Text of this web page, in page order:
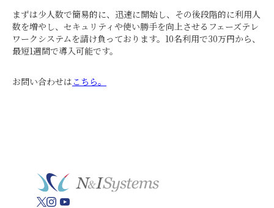
まずは少人数で簡易的に、迅速に開始し、その後段階的に利用人
数を増やし、セキュリティや使い勝手を向上させるフェーズテレ
ワークシステムを請け負っております。10名利用で30万円から、
最短1週間で導入可能です。
お問い合わせは こちら。